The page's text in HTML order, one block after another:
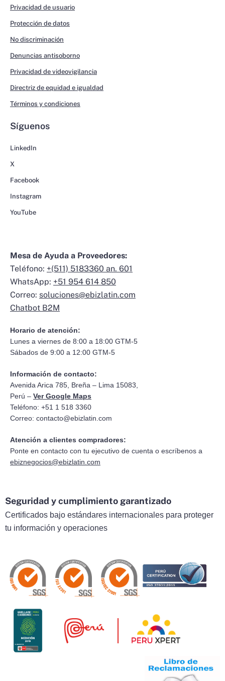
Privacidad de usuario
Protección de datos
No discriminación
Denuncias antisoborno
Privacidad de videovigilancia
Directriz de equidad e igualdad
Términos y condiciones
Síguenos
LinkedIn
X
Facebook
Instagram
YouTube
Mesa de Ayuda a Proveedores:
Teléfono: +(511) 5183360 an. 601
WhatsApp: +51 954 614 850
Correo: soluciones@ebizlatin.com
Chatbot B2M
Horario de atención:
Lunes a viernes de 8:00 a 18:00 GTM-5
Sábados de 9:00 a 12:00 GTM-5
Información de contacto:
Avenida Arica 785, Breña – Lima 15083,
Perú – Ver Google Maps
Teléfono: +51 1 518 3360
Correo: contacto@ebizlatin.com
Atención a clientes compradores:
Ponte en contacto con tu ejecutivo de cuenta o escríbenos a
ebiznegocios@ebizlatin.com
Seguridad y cumplimiento garantizado
Certificados bajo estándares internacionales para proteger
tu información y operaciones